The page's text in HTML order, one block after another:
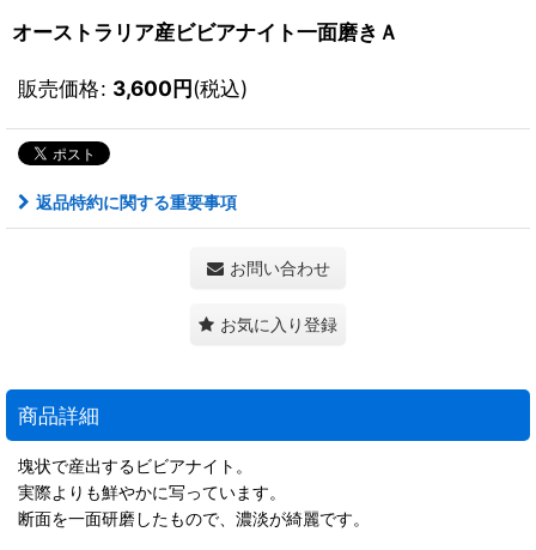
オーストラリア産ビビアナイト一面磨きＡ
販売価格: 3,600円(税込)
返品特約に関する重要事項
お問い合わせ
お気に入り登録
商品詳細
塊状で産出するビビアナイト。
実際よりも鮮やかに写っています。
断面を一面研磨したもので、濃淡が綺麗です。